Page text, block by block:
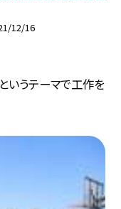
12/16
いうテーマで工作を